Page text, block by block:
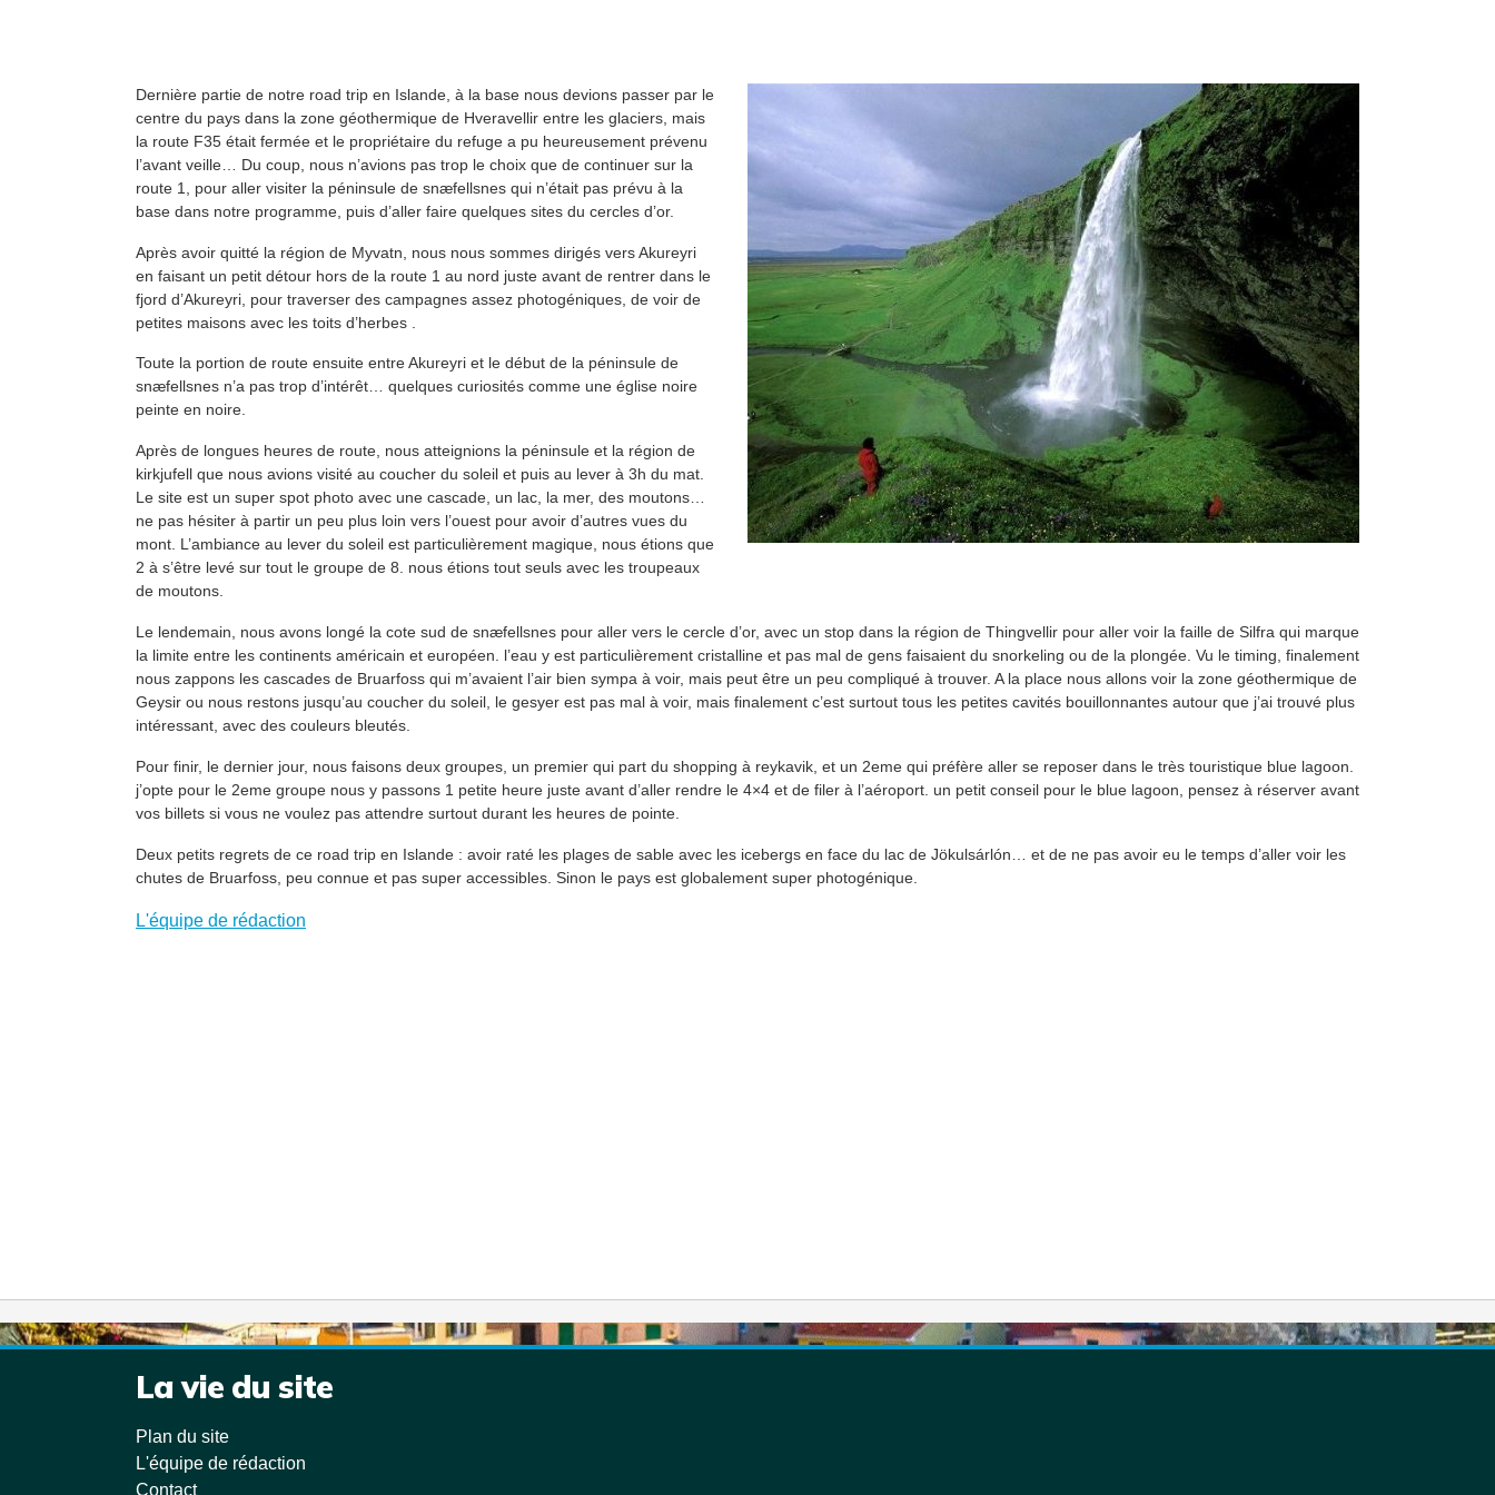
Dernière partie de notre road trip en Islande, à la base nous devions passer par le
centre du pays dans la zone géothermique de Hveravellir entre les glaciers, mais
la route F35 était fermée et le propriétaire du refuge a pu heureusement prévenu
l’avant veille… Du coup, nous n’avions pas trop le choix que de continuer sur la
route 1, pour aller visiter la péninsule de snæfellsnes qui n’était pas prévu à la
base dans notre programme, puis d’aller faire quelques sites du cercles d’or.
Après avoir quitté la région de Myvatn, nous nous sommes dirigés vers Akureyri
en faisant un petit détour hors de la route 1 au nord juste avant de rentrer dans le
fjord d’Akureyri, pour traverser des campagnes assez photogéniques, de voir de
petites maisons avec les toits d’herbes .
Toute la portion de route ensuite entre Akureyri et le début de la péninsule de
snæfellsnes n’a pas trop d’intérêt… quelques curiosités comme une église noire
peinte en noire.
Après de longues heures de route, nous atteignions la péninsule et la région de
kirkjufell que nous avions visité au coucher du soleil et puis au lever à 3h du mat.
Le site est un super spot photo avec une cascade, un lac, la mer, des moutons…
ne pas hésiter à partir un peu plus loin vers l’ouest pour avoir d’autres vues du
mont. L’ambiance au lever du soleil est particulièrement magique, nous étions que
2 à s’être levé sur tout le groupe de 8. nous étions tout seuls avec les troupeaux
de moutons.
Le lendemain, nous avons longé la cote sud de snæfellsnes pour aller vers le cercle d’or, avec un stop dans la région de Thingvellir pour aller voir la faille de Silfra qui marque
la limite entre les continents américain et européen. l’eau y est particulièrement cristalline et pas mal de gens faisaient du snorkeling ou de la plongée. Vu le timing, finalement
nous zappons les cascades de Bruarfoss qui m’avaient l’air bien sympa à voir, mais peut être un peu compliqué à trouver. A la place nous allons voir la zone géothermique de
Geysir ou nous restons jusqu’au coucher du soleil, le gesyer est pas mal à voir, mais finalement c’est surtout tous les petites cavités bouillonnantes autour que j’ai trouvé plus
intéressant, avec des couleurs bleutés.
Pour finir, le dernier jour, nous faisons deux groupes, un premier qui part du shopping à reykavik, et un 2eme qui préfère aller se reposer dans le très touristique blue lagoon.
j’opte pour le 2eme groupe nous y passons 1 petite heure juste avant d’aller rendre le 4×4 et de filer à l’aéroport. un petit conseil pour le blue lagoon, pensez à réserver avant
vos billets si vous ne voulez pas attendre surtout durant les heures de pointe.
Deux petits regrets de ce road trip en Islande : avoir raté les plages de sable avec les icebergs en face du lac de Jökulsárlón… et de ne pas avoir eu le temps d’aller voir les
chutes de Bruarfoss, peu connue et pas super accessibles. Sinon le pays est globalement super photogénique.
L'équipe de rédaction
La vie du site
Plan du site
L'équipe de rédaction
Contact